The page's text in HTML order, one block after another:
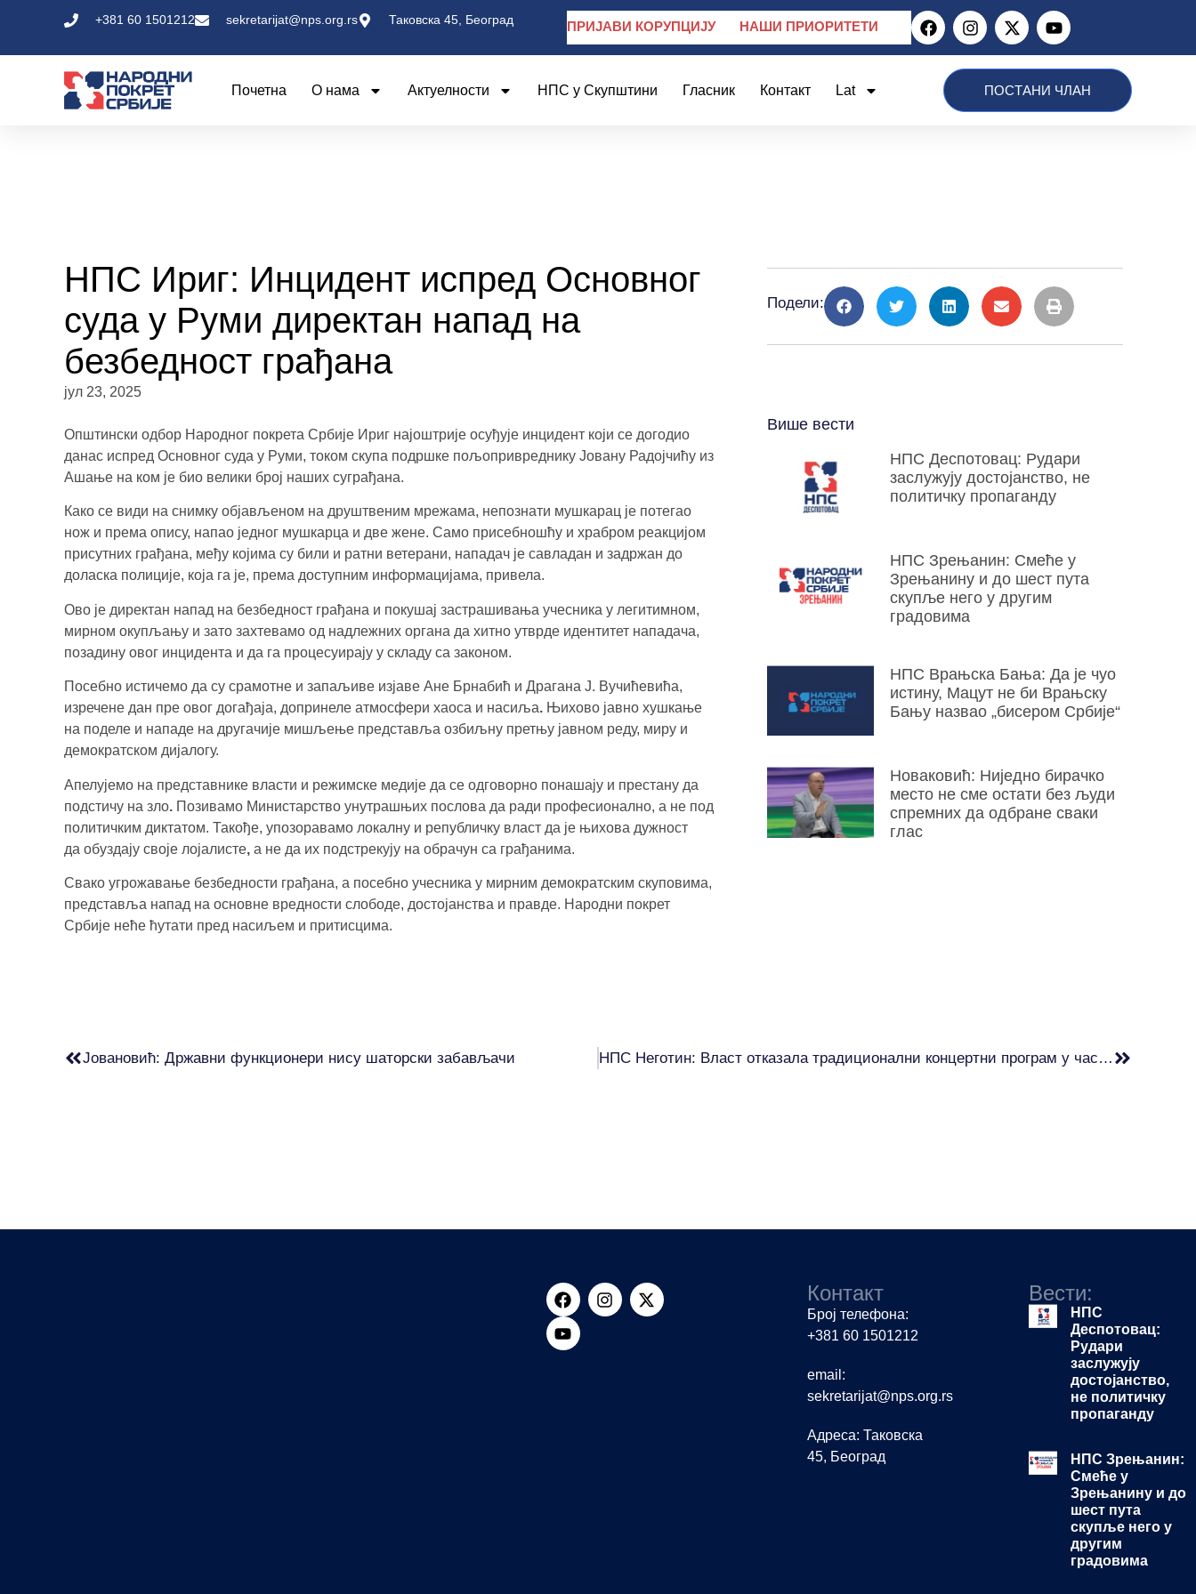
+381 60 1501212 sekretarijat@nps.org.rs Таковска 45, Београд ПРИЈАВИ КОРУПЦИЈУ НАШИ ПРИОРИТЕТИ
Почетна О нама Актуелности НПС у Скупштини Гласник Контакт Lat ПОСТАНИ ЧЛАН
НПС Ириг: Инцидент испред Основног
суда у Руми директан напад на
безбедност грађана
јул 23, 2025
Општински одбор Народног покрета Србије Ириг најоштрије осуђује инцидент који се догодио
данас испред Основног суда у Руми, током скупа подршке пољопривреднику Јовану Радојчићу из
Ашање на ком је био велики број наших суграђана.
Како се види на снимку објављеном на друштвеним мрежама, непознати мушкарац је потегао
нож и према опису, напао једног мушкарца и две жене. Само присебношћу и храбром реакцијом
присутних грађана, међу којима су били и ратни ветерани, нападач је савладан и задржан до
доласка полиције, која га је, према доступним информацијама, привела.
Ово је директан напад на безбедност грађана и покушај застрашивања учесника у легитимном,
мирном окупљању и зато захтевамо од надлежних органа да хитно утврде идентитет нападача,
позадину овог инцидента и да га процесуирају у складу са законом.
Посебно истичемо да су срамотне и запаљиве изјаве Ане Брнабић и Драгана J. Вучићевића,
изречене дан пре овог догађаја, допринеле атмосфери хаоса и насиља. Њихово јавно хушкање
на поделе и нападе на другачије мишљење представља озбиљну претњу јавном реду, миру и
демократском дијалогу.
Апелујемо на представнике власти и режимске медије да се одговорно понашају и престану да
подстичу на зло. Позивамо Министарство унутрашњих послова да ради професионално, а не под
политичким диктатом. Такође, упозоравамо локалну и републичку власт да је њихова дужност
да обуздају своје лојалисте, а не да их подстрекују на обрачун са грађанима.
Свако угрожавање безбедности грађана, а посебно учесника у мирним демократским скуповима,
представља напад на основне вредности слободе, достојанства и правде. Народни покрет
Србије неће ћутати пред насиљем и притисцима.
Подели:
Више вести
НПС Деспотовац: Рудари
заслужују достојанство, не
политичку пропаганду
НПС Зрењанин: Смеће у
Зрењанину и до шест пута
скупље него у другим
градовима
НПС Врањска Бања: Да је чуо
истину, Мацут не би Врањску
Бању назвао „бисером Србије“
Новаковић: Ниједно бирачко
место не сме остати без људи
спремних да одбране сваки
глас
Јовановић: Државни функционери нису шаторски забављачи НПС Неготин: Власт отказала традиционални концертни програм у част Љубише Стојановића Луиса
Контакт
Број телефона:
+381 60 1501212
email:
sekretarijat@nps.org.rs
Адреса: Таковска
45, Београд
Вести:
НПС
Деспотовац:
Рудари
заслужују
достојанство,
не политичку
пропаганду
НПС Зрењанин:
Смеће у
Зрењанину и до
шест пута
скупље него у
другим
градовима